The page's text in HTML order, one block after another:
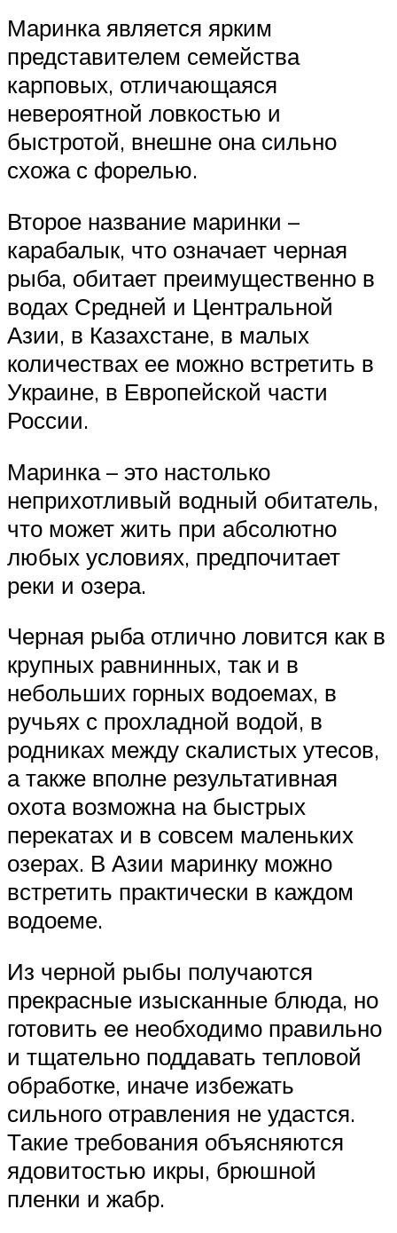
Маринка является ярким
представителем семейства
карповых, отличающаяся
невероятной ловкостью и
быстротой, внешне она сильно
схожа с форелью.
Второе название маринки –
карабалык, что означает черная
рыба, обитает преимущественно в
водах Средней и Центральной
Азии, в Казахстане, в малых
количествах ее можно встретить в
Украине, в Европейской части
России.
Маринка – это настолько
неприхотливый водный обитатель,
что может жить при абсолютно
любых условиях, предпочитает
реки и озера.
Черная рыба отлично ловится как в
крупных равнинных, так и в
небольших горных водоемах, в
ручьях с прохладной водой, в
родниках между скалистых утесов,
а также вполне результативная
охота возможна на быстрых
перекатах и в совсем маленьких
озерах. В Азии маринку можно
встретить практически в каждом
водоеме.
Из черной рыбы получаются
прекрасные изысканные блюда, но
готовить ее необходимо правильно
и тщательно поддавать тепловой
обработке, иначе избежать
сильного отравления не удастся.
Такие требования объясняются
ядовитостью икры, брюшной
пленки и жабр.